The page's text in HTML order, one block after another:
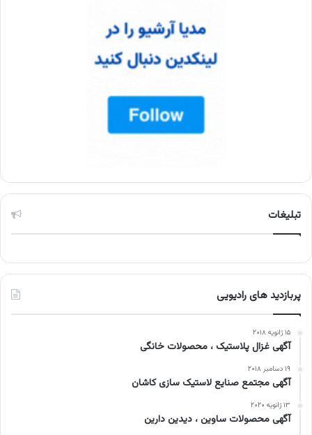
تبلیغات
پربازدید های رادیویی
۱۵ ژانویه ۲۰۱۸
آگهی غزال پلاستیک ، محصولات خانگی
۱۹ دسامبر ۲۰۱۸
آگهی مجتمع صنایع لاستیک سازی کاشان
۱۳ ژانویه ۲۰۲۰
آگهی محصولات ساوین ، دیدین دارین